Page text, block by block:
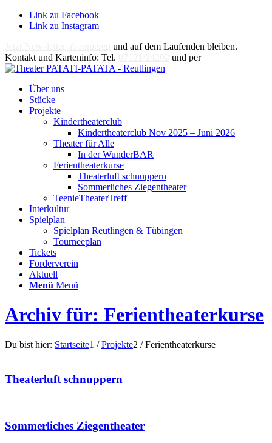
Link zu Facebook
Link zu Instagram
und auf dem Laufenden bleiben.
Kontakt und Karteninfo: Tel.
und per
Über uns
Stücke
Projekte
Kindertheaterclub
Kindertheaterclub Nov 2025 – Juni 2026
Theater für Alle
In der WunderBAR
Ferientheaterkurse
Theaterluft schnuppern
Sommerliches Ziegentheater
TeenieTheaterTreff
Interkultur
Spielplan
Spielplan Reutlingen & Tübingen
Tourneeplan
Tickets
Förderverein
Aktuell
Menü Menü
Archiv für: Ferientheaterkurse
Du bist hier: Startseite1 / Projekte2 / Ferientheaterkurse
Theaterluft schnuppern
Sommerliches Ziegentheater